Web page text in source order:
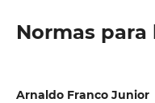
Normas para
Arnaldo Franco Junior